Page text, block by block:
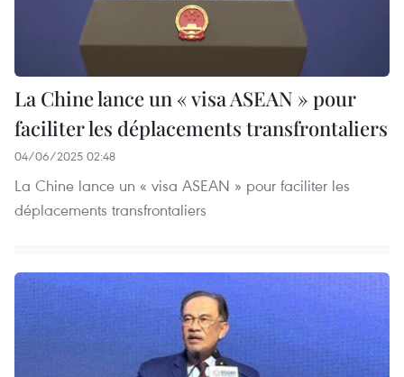
La Chine lance un « visa ASEAN » pour
faciliter les déplacements transfrontaliers
04/06/2025 02:48
La Chine lance un « visa ASEAN » pour faciliter les
déplacements transfrontaliers